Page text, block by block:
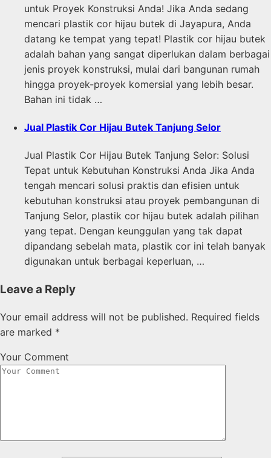
untuk Proyek Konstruksi Anda! Jika Anda sedang
mencari plastik cor hijau butek di Jayapura, Anda
datang ke tempat yang tepat! Plastik cor hijau butek
adalah bahan yang sangat diperlukan dalam berbagai
jenis proyek konstruksi, mulai dari bangunan rumah
hingga proyek-proyek komersial yang lebih besar.
Bahan ini tidak …
Jual Plastik Cor Hijau Butek Tanjung Selor
Jual Plastik Cor Hijau Butek Tanjung Selor: Solusi
Tepat untuk Kebutuhan Konstruksi Anda Jika Anda
tengah mencari solusi praktis dan efisien untuk
kebutuhan konstruksi atau proyek pembangunan di
Tanjung Selor, plastik cor hijau butek adalah pilihan
yang tepat. Dengan keunggulan yang tak dapat
dipandang sebelah mata, plastik cor ini telah banyak
digunakan untuk berbagai keperluan, …
Leave a Reply
Your email address will not be published. Required fields
are marked *
Your Comment